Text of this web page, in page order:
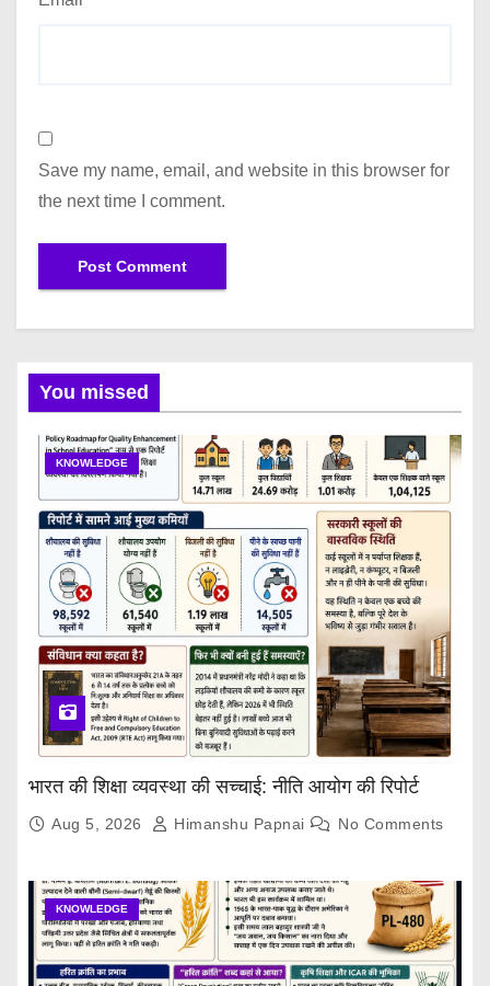
Save my name, email, and website in this browser for
the next time I comment.
You missed
KNOWLEDGE
भारत की शिक्षा व्यवस्था की सच्चाई: नीति आयोग की रिपोर्ट
Aug 5, 2026 Himanshu Papnai No Comments
KNOWLEDGE